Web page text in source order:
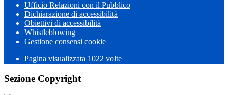
Ufficio Relazioni con il Pubblico
Dichiarazione di accessibilità
Obiettivi di accessibilità
Whistleblowing
Gestione consensi cookie
Pagina visualizzata 1022 volte
Sezione Copyright